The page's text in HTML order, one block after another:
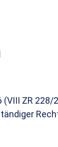
(VIII ZR